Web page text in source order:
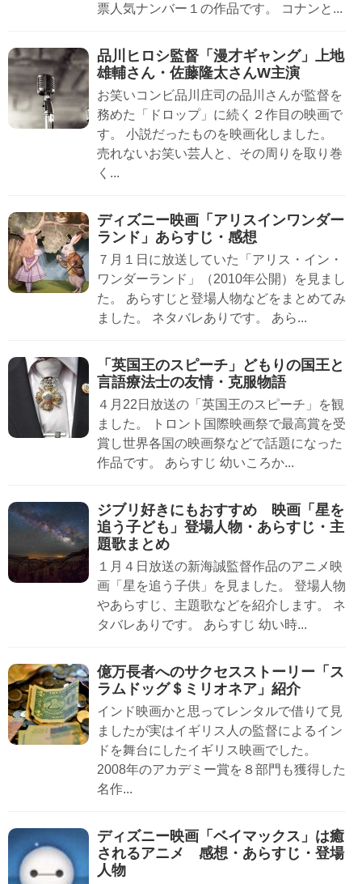
票人気ナンバー１の作品です。 コナンと...
品川ヒロシ監督「漫才ギャング」上地
雄輔さん・佐藤隆太さんW主演
お笑いコンビ品川庄司の品川さんが監督を
務めた「ドロップ」に続く２作目の映画で
す。 小説だったものを映画化しました。
売れないお笑い芸人と、その周りを取り巻
く...
ディズニー映画「アリスインワンダー
ランド」あらすじ・感想
７月１日に放送していた「アリス・イン・
ワンダーランド」（2010年公開）を見まし
た。 あらすじと登場人物などをまとめてみ
ました。 ネタバレありです。 あら...
「英国王のスピーチ」どもりの国王と
言語療法士の友情・克服物語
４月22日放送の「英国王のスピーチ」を観
ました。 トロント国際映画祭で最高賞を受
賞し世界各国の映画祭などで話題になった
作品です。 あらすじ 幼いころか...
ジブリ好きにもおすすめ 映画「星を
追う子ども」登場人物・あらすじ・主
題歌まとめ
１月４日放送の新海誠監督作品のアニメ映
画「星を追う子供」を見ました。 登場人物
やあらすじ、主題歌などを紹介します。 ネ
タバレありです。 あらすじ 幼い時...
億万長者へのサクセスストーリー「ス
ラムドッグ＄ミリオネア」紹介
インド映画かと思ってレンタルで借りて見
ましたが実はイギリス人の監督によるイン
ドを舞台にしたイギリス映画でした。
2008年のアカデミー賞を８部門も獲得した
名作...
ディズニー映画「ベイマックス」は癒
されるアニメ 感想・あらすじ・登場
人物